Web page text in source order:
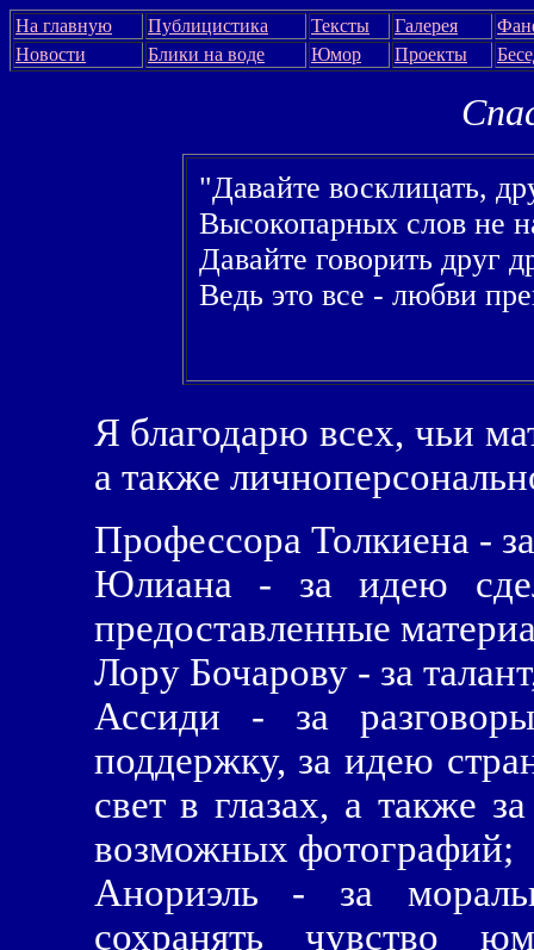
На главную Публицистика Тексты Галерея
Новости
Блики на воде Юмор Проекты
"Давайте восклицать,
Высокопарных слов не
Давайте говорить друг
Ведь это все - любви
Я благодарю всех, чьи
а также
Профессора Толкиена -
Юлиана - за идею
предоставленные
Лору Бочарову - за
Ассиди - за
поддержку, за идею
свет в глазах, а также
возможных фотографий;
Анориэль - за
сохранять чувство